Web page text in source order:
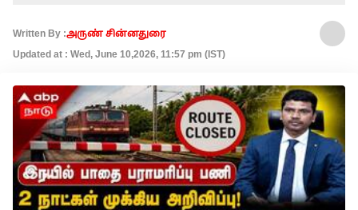
Written By :அருண் சின்னதுரை
Updated at : Wed, June 10,2026, 11:57 pm (IST)